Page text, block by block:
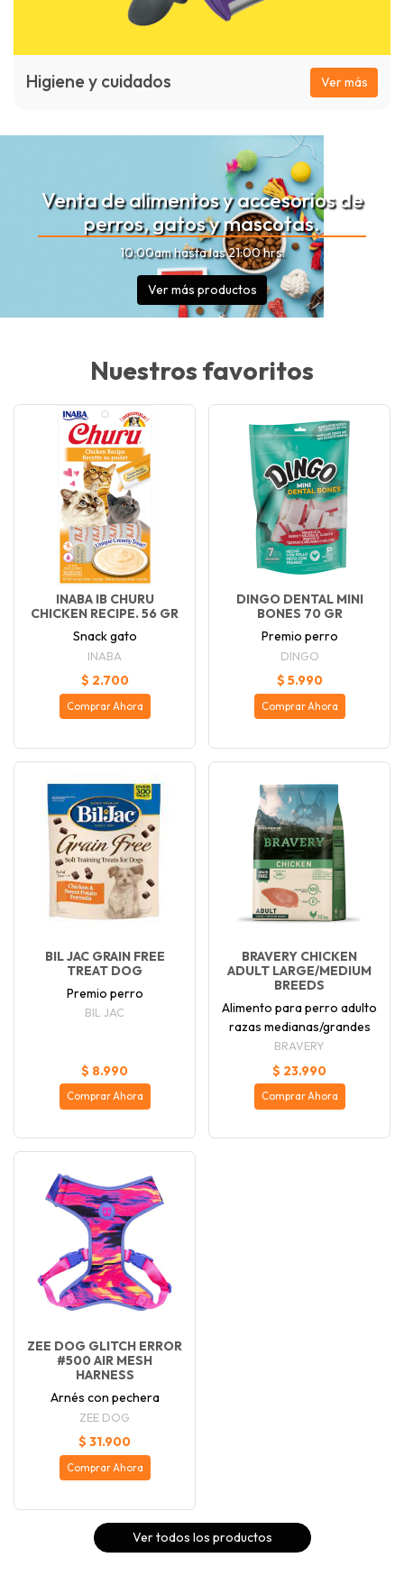
Higiene y cuidados Ver más
Venta de alimentos y accesorios de
perros, gatos y mascotas.
10:00am hasta las 21:00 hrs.
Ver más productos
Nuestros favoritos
INABA IB CHURU
CHICKEN RECIPE. 56 GR
Snack gato
INABA
$ 2.700
Comprar Ahora
DINGO DENTAL MINI
BONES 70 GR
Premio perro
DINGO
$ 5.990
Comprar Ahora
BIL JAC GRAIN FREE
TREAT DOG
Premio perro
BIL JAC
$ 8.990
Comprar Ahora
BRAVERY CHICKEN
ADULT LARGE/MEDIUM
BREEDS
Alimento para perro adulto
razas medianas/grandes
BRAVERY
$ 23.990
Comprar Ahora
ZEE DOG GLITCH ERROR
#500 AIR MESH
HARNESS
Arnés con pechera
ZEE DOG
$ 31.900
Comprar Ahora
Ver todos los productos